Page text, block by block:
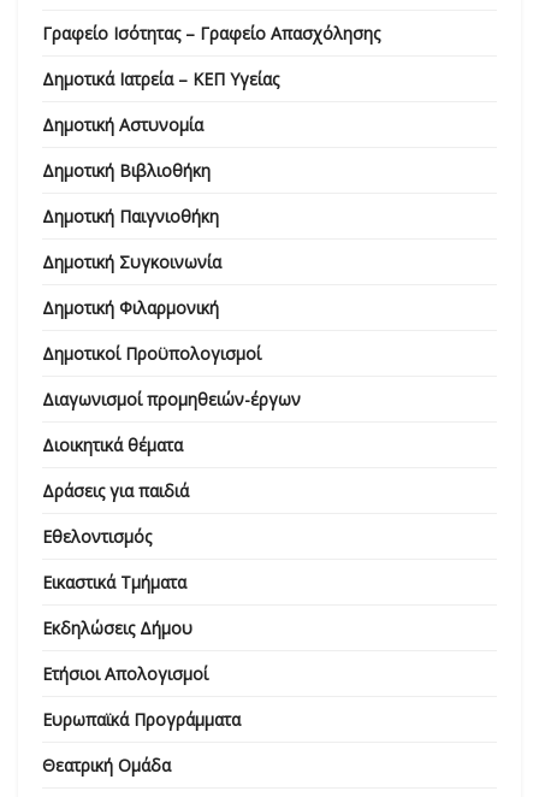
Γραφείο Ισότητας – Γραφείο Απασχόλησης
Δημοτικά Ιατρεία – ΚΕΠ Υγείας
Δημοτική Αστυνομία
Δημοτική Βιβλιοθήκη
Δημοτική Παιγνιοθήκη
Δημοτική Συγκοινωνία
Δημοτική Φιλαρμονική
Δημοτικοί Προϋπολογισμοί
Διαγωνισμοί προμηθειών-έργων
Διοικητικά θέματα
Δράσεις για παιδιά
Εθελοντισμός
Εικαστικά Τμήματα
Εκδηλώσεις Δήμου
Ετήσιοι Απολογισμοί
Ευρωπαϊκά Προγράμματα
Θεατρική Ομάδα